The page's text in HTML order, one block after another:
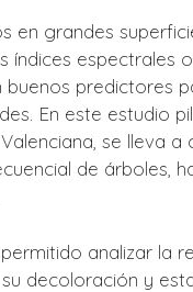
en grandes
índices espectrales
predictores
En este estudio
se lleva a
de árboles,
analizar la
decoloración y